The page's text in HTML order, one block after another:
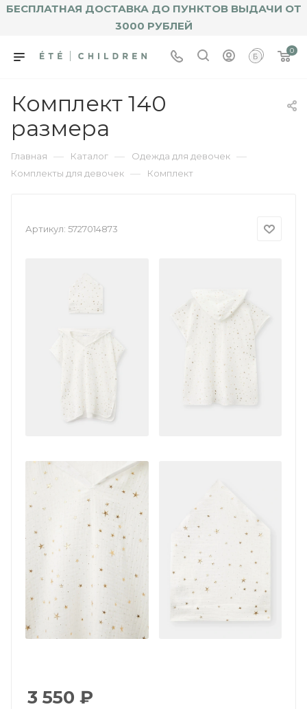
БЕСПЛАТНАЯ ДОСТАВКА ДО ПУНКТОВ ВЫДАЧИ ОТ
3000 РУБЛЕЙ
0
Комплект 140
размера
Главная — Каталог — Одежда для девочек —
Комплекты для девочек — Комплект
Артикул: 5727014873
3 550 ₽